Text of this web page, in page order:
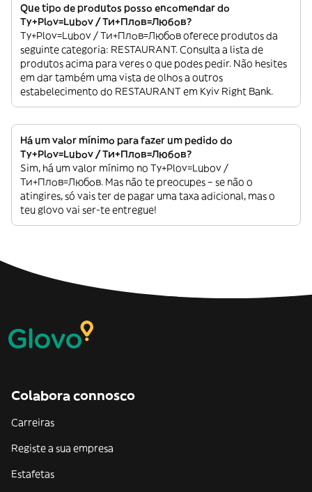
Que tipo de produtos posso encomendar do
Ty+Plov=Lubov / Ти+Плов=Любов?
Ty+Plov=Lubov / Ти+Плов=Любов oferece produtos da
seguinte categoria: RESTAURANT. Consulta a lista de
produtos acima para veres o que podes pedir. Não hesites
em dar também uma vista de olhos a outros
estabelecimento do RESTAURANT em Kyiv Right Bank.
Há um valor mínimo para fazer um pedido do
Ty+Plov=Lubov / Ти+Плов=Любов?
Sim, há um valor mínimo no Ty+Plov=Lubov /
Ти+Плов=Любов. Mas não te preocupes – se não o
atingires, só vais ter de pagar uma taxa adicional, mas o
teu glovo vai ser-te entregue!
Colabora connosco
Carreiras
Registe a sua empresa
Estafetas